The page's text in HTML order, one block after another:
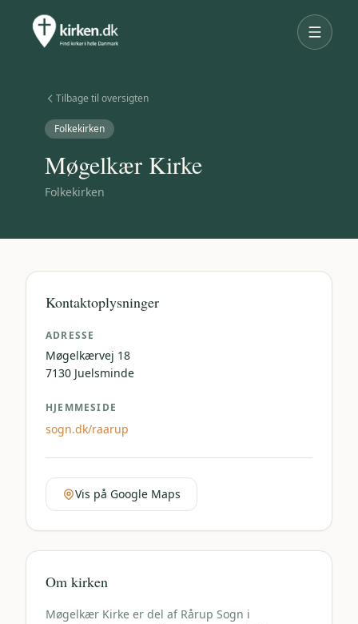
Tilbage til oversigten
Folkekirken
Møgelkær Kirke
Folkekirken
Kontaktoplysninger
ADRESSE
Møgelkærvej 18
7130 Juelsminde
HJEMMESIDE
sogn.dk/raarup
Vis på Google Maps
Om kirken
Møgelkær Kirke er del af Rårup Sogn i